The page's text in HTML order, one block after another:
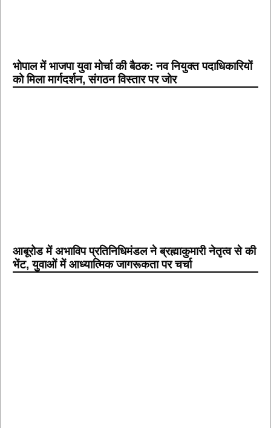
भोपाल में भाजपा युवा मोर्चा की बैठक: नव नियुक्त पदाधिकारियों
को मिला मार्गदर्शन, संगठन विस्तार पर जोर
आबूरोड में अभाविप प्रतिनिधिमंडल ने ब्रह्माकुमारी नेतृत्व से की
भेंट, युवाओं में आध्यात्मिक जागरूकता पर चर्चा